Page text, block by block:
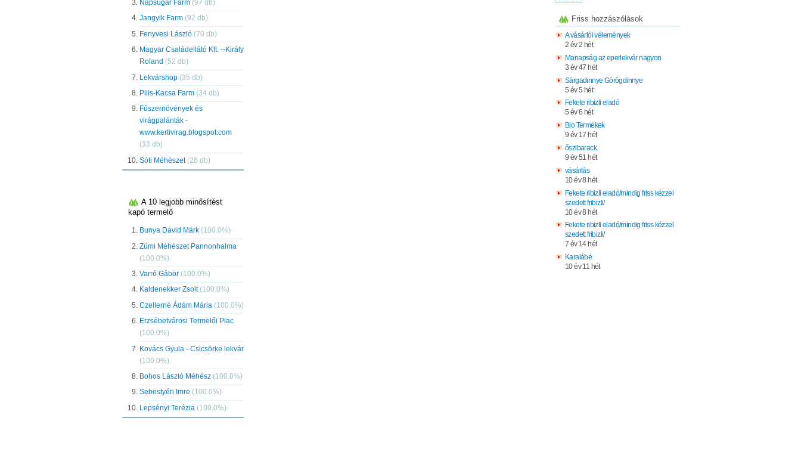
Napsugár Farm (97 db)
Jangyik Farm (92 db)
Fenyvesi László (70 db)
Magyar Családellátó Kft. --Király
Roland (52 db)
Lekvárshop (35 db)
Pilis-Kacsa Farm (34 db)
Fűszernövények és
virágpalánták -
www.kertivirag.blogspot.com
(33 db)
Sóti Méhészet (26 db)
A 10 legjobb minősítést
kapó termelő
Bunya Dávid Márk (100.0%)
Zümi Méhészet Pannonhalma
(100.0%)
Varró Gábor (100.0%)
Kaldenekker Zsolt (100.0%)
Czellerné Ádám Mária (100.0%)
Erzsébetvárosi Termelői Piac
(100.0%)
Kovács Gyula - Csicsörke lekvár
(100.0%)
Bohos László Méhész (100.0%)
Sebestyén Imre (100.0%)
Lepsényi Terézia (100.0%)
Friss hozzászólások
A vásárlói vélemények
2 év 2 hét
Manapság az eperlekvár nagyon
3 év 47 hét
Sárgadinnye Görögdinnye
5 év 5 hét
Fekete ribizli eladó
5 év 6 hét
Bio Termékek
9 év 17 hét
őszibarack.
9 év 51 hét
vásárlás
10 év 8 hét
Fekete ribizli eladó/mindig friss kézzel
szedett fribizli/
10 év 8 hét
Fekete ribizli eladó/mindig friss kézzel
szedett fribizli/
7 év 14 hét
Karalábé
10 év 11 hét